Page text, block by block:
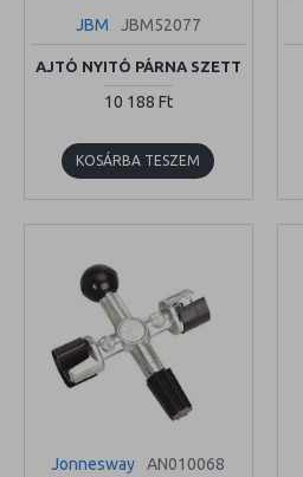
JBM JBM52077
AJTÓ NYITÓ PÁRNA SZETT
10 188 Ft
KOSÁRBA TESZEM
Jonnesway AN010068